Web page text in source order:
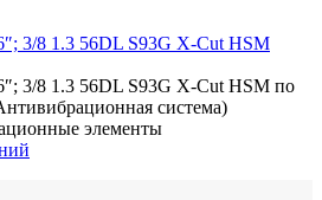
3/8 1.3 56DL S93G X-Cut HSM
3/8 1.3 56DL S93G X-Cut HSM по
система)
элементы